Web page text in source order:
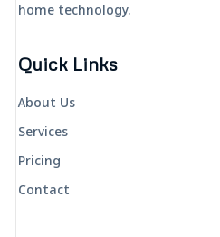
home technology.
Quick Links
About Us
Services
Pricing
Contact